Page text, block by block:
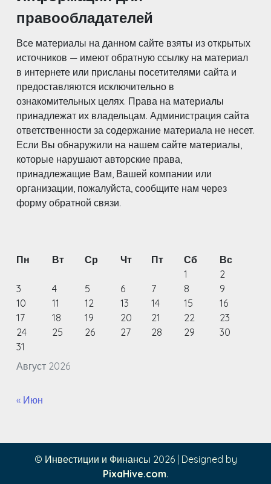
правообладателей
Все материалы на данном сайте взяты из открытых
источников — имеют обратную ссылку на материал
в интернете или присланы посетителями сайта и
предоставляются исключительно в
ознакомительных целях. Права на материалы
принадлежат их владельцам. Администрация сайта
ответственности за содержание материала не несет.
Если Вы обнаружили на нашем сайте материалы,
которые нарушают авторские права,
принадлежащие Вам, Вашей компании или
организации, пожалуйста, сообщите нам через
форму обратной связи.
Август 2026
Пн Вт Ср Чт Пт Сб
Вс
1
2
3
4 5 6 7 8
9
10
11 12 13 14 15
16
17
18 19 20 21 22
23
24
25 26 27 28 29
30
31
« Июн
© Инвестиции и Финансы 2026 | Designed by
PixaHive.com.